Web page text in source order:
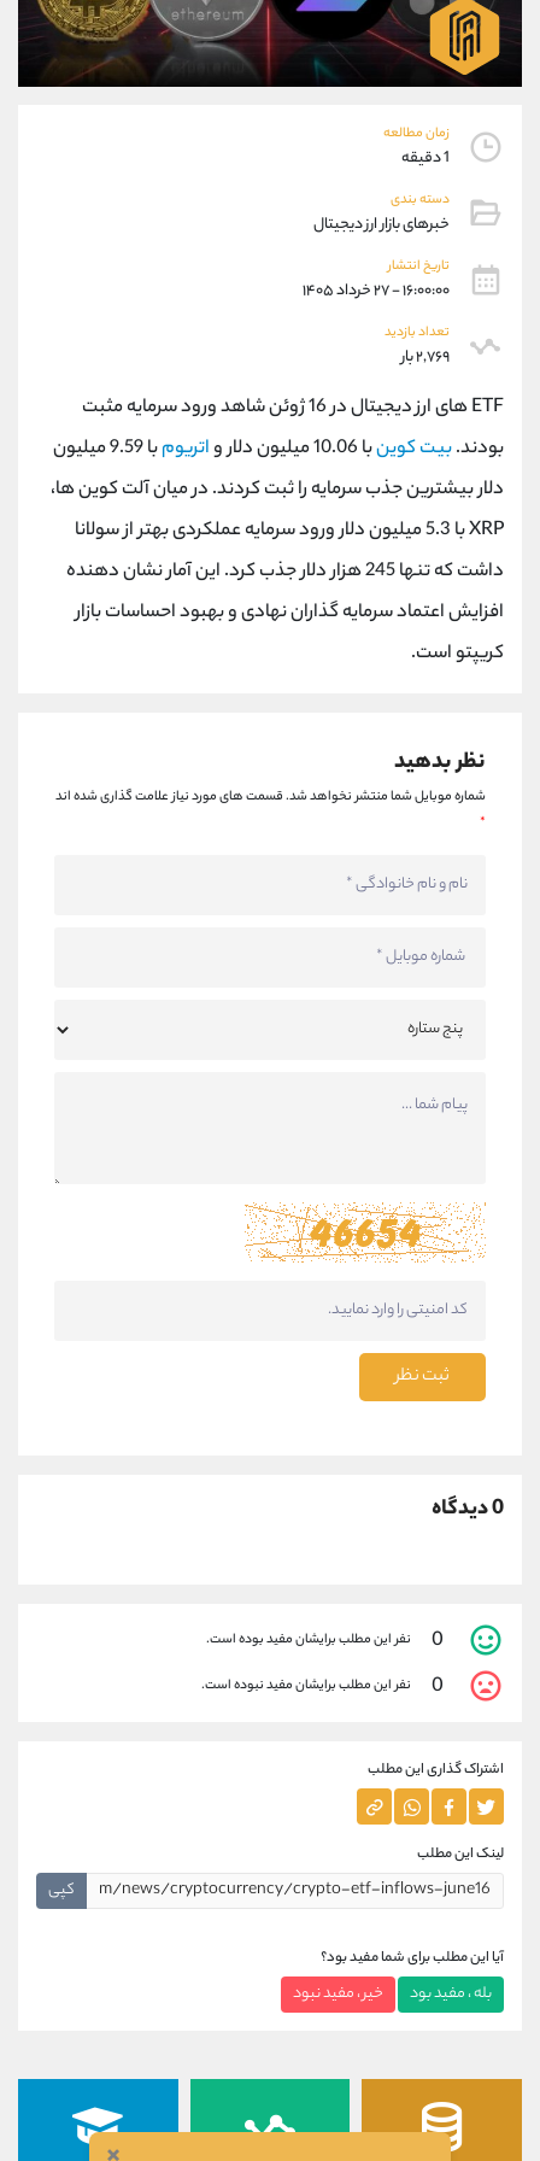
زمان مطالعه
1 دقیقه
دسته بندی
خبرهای بازار ارز دیجیتال
تاریخ انتشار
۱۶:۰۰:۰۰ - ۲۷ خرداد ۱۴۰۵
تعداد بازدید
۲,۷۶۹ بار
ETF های ارز دیجیتال در 16 ژوئن شاهد ورود سرمایه مثبت
بودند.بیت کوینبا 10.06 میلیون دلار و اتریوم
با 9.59 میلیون
دلار بیشترین جذب سرمایه را ثبت کردند. در میان آلت کوین ها،
XRP با 5.3 میلیون دلار ورود سرمایه عملکردی بهتر از سولانا
داشت که تنها 245 هزار دلار جذب کرد. این آمار نشان دهنده
افزایش اعتماد سرمایه گذاران نهادی و بهبود احساسات بازار
کریپتو است.
نظر بدهید
شماره موبایل شما منتشر نخواهد شد.قسمت های مورد نیاز علامت گذاری شده اند
*
ثبت نظر
0 دیدگاه
0 نفر این مطلب برایشان مفید بوده است.
0 نفر این مطلب برایشان مفید نبوده است.
اشتراک گذاری این مطلب
لینک این مطلب
کپی
آیا این مطلب برای شما مفید بود؟
بله ، مفید بود خیر ، مفید نبود
09101364784
واتساپ شروع گفتگو
تلگرام @Armteam_admin_104
پشتیبان فروش
موبایل
واتساپ
تلگرام
داخلی
اطلاعات تماس
تلفن 021-22021030
بدون پیش شماره 90001030
اینستاگرام @alireza.mehrabii
کانال تلگرام @alirezamehrabi_com